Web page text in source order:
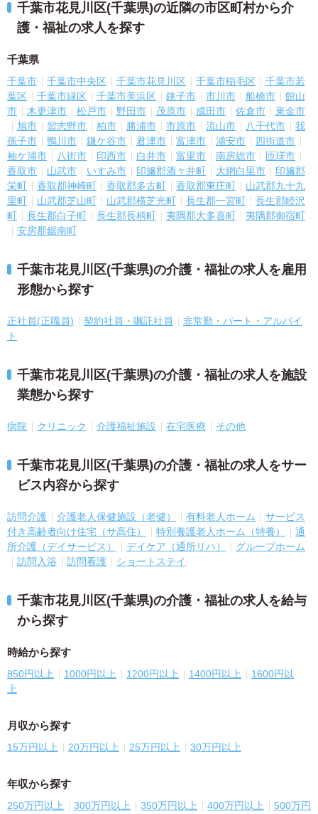
千葉市花見川区(千葉県)の近隣の市区町村から介
護・福祉の求人を探す
千葉県
千葉市 千葉市中央区 千葉市花見川区 千葉市稲毛区
千葉市若
葉区
千葉市緑区 千葉市美浜区 銚子市 市川市 船橋市
館山
市
木更津市 松戸市 野田市 茂原市 成田市 佐倉市
東金市
旭市
習志野市 柏市 勝浦市 市原市 流山市 八千代市
我
孫子市
鴨川市 鎌ケ谷市 君津市 富津市 浦安市
四街道市
袖ケ浦市
八街市 印西市 白井市 富里市 南房総市
匝瑳市
香取市
山武市 いすみ市 印旛郡酒々井町 大網白里市
印旛郡
栄町
香取郡神崎町 香取郡多古町 香取郡東庄町
山武郡九十九
里町
山武郡芝山町 山武郡横芝光町 長生郡一宮町
長生郡睦沢
町
長生郡白子町 長生郡長柄町 夷隅郡大多喜町
夷隅郡御宿町
安房郡鋸南町
千葉市花見川区(千葉県)の介護・福祉の求人を雇用
形態から探す
正社員(正職員) 契約社員・嘱託社員
非常勤・パート・アルバイ
ト
千葉市花見川区(千葉県)の介護・福祉の求人を施設
業態から探す
病院 クリニック 介護福祉施設 在宅医療 その他
千葉市花見川区(千葉県)の介護・福祉の求人をサー
ビス内容から探す
訪問介護 介護老人保健施設（老健） 有料老人ホーム
サービス
付き高齢者向け住宅（サ高住）
特別養護老人ホーム（特養）
通
所介護（デイサービス）
デイケア（通所リハ）
グループホーム
訪問入浴
訪問看護 ショートステイ
千葉市花見川区(千葉県)の介護・福祉の求人を給与
から探す
時給から探す
850円以上 1000円以上 1200円以上 1400円以上
1600円以
上
月収から探す
15万円以上 20万円以上 25万円以上 30万円以上
年収から探す
250万円以上 300万円以上 350万円以上 400万円以上
500万円